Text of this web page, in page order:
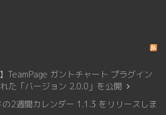
】TeamPage ガントチャート プラグイン
た「バージョン 2.0.0」を公開
の2週間カレンダー 1.1.3 をリリースしま